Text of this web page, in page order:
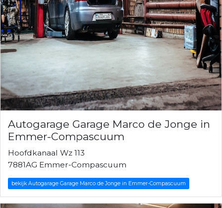
Autogarage Garage Marco de Jonge in
Emmer-Compascuum
Hoofdkanaal Wz 113
7881AG Emmer-Compascuum
bekijk Autogarage Garage Marco de Jonge in Emmer-Compascuum